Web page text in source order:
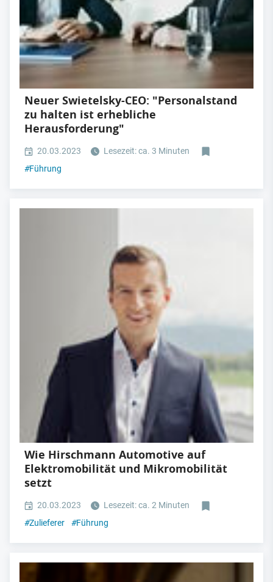
Neuer Swietelsky-CEO: "Personalstand
zu halten ist erhebliche
Herausforderung"
20.03.2023
Lesezeit: ca. 3 Minuten
#Führung
Wie Hirschmann Automotive auf
Elektromobilität und Mikromobilität
setzt
20.03.2023
Lesezeit: ca. 2 Minuten
#Zulieferer #Führung